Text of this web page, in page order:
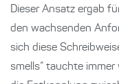
Dieser Ansatz ergab
den wachsenden
sich diese
smells“ tauchte immer